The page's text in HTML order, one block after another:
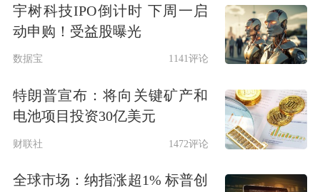
马化腾在朋友圈转发的内容，主要和腾
讯近期持续在OpenClaw（龙虾）领域
关产品与服务生态，目前已初步形成覆
盖个人、开发者及企业级部署的智能
宇树科技IPO倒计时 下周一启
动申购！受益股曝光
数据宝 1141评论
特朗普宣布：将向关键矿产和
电池项目投资30亿美元
财联社 1472评论
全球市场：纳指涨超1% 标普创